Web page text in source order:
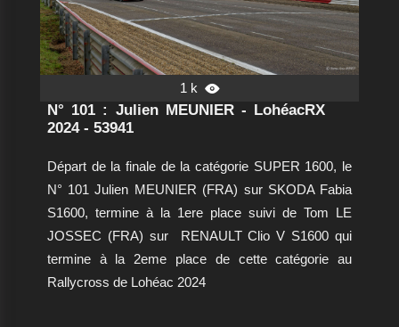
1 k 
N° 101 : Julien MEUNIER - LohéacRX
2024 - 53941
Départ de la finale de la catégorie SUPER 1600, le
N° 101 Julien MEUNIER (FRA) sur SKODA Fabia
S1600, termine à la 1ere place suivi de Tom LE
JOSSEC (FRA) sur RENAULT Clio V S1600 qui
termine à la 2eme place de cette catégorie au
Rallycross de Lohéac 2024